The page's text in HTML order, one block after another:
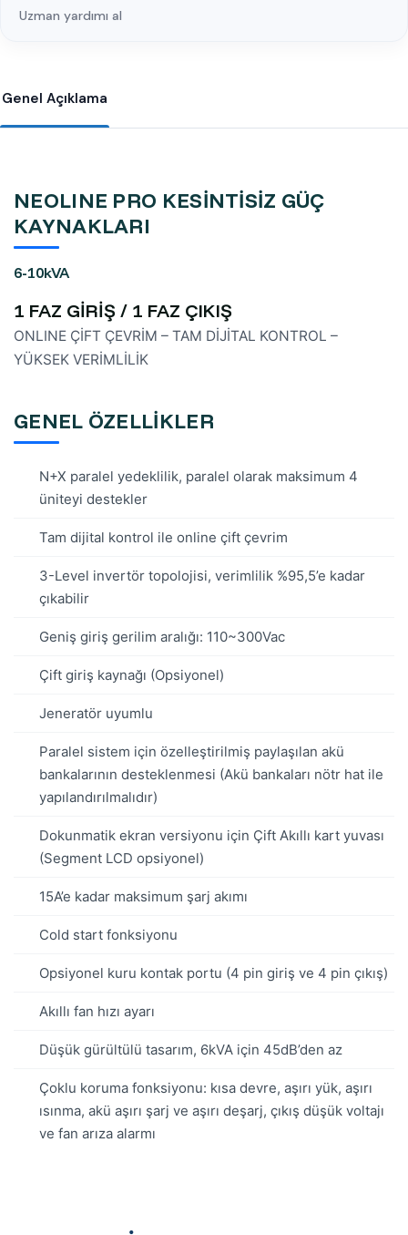
Uzman yardımı al
Genel Açıklama
NEOLINE PRO KESİNTİSİZ GÜÇ
KAYNAKLARI
6-10kVA
1 FAZ GİRİŞ / 1 FAZ ÇIKIŞ
ONLINE ÇİFT ÇEVRİM – TAM DİJİTAL KONTROL –
YÜKSEK VERİMLİLİK
GENEL ÖZELLİKLER
N+X paralel yedeklilik, paralel olarak maksimum 4
üniteyi destekler
Tam dijital kontrol ile online çift çevrim
3-Level invertör topolojisi, verimlilik %95,5’e kadar
çıkabilir
Geniş giriş gerilim aralığı: 110~300Vac
Çift giriş kaynağı (Opsiyonel)
Jeneratör uyumlu
Paralel sistem için özelleştirilmiş paylaşılan akü
bankalarının desteklenmesi (Akü bankaları nötr hat ile
yapılandırılmalıdır)
Dokunmatik ekran versiyonu için Çift Akıllı kart yuvası
(Segment LCD opsiyonel)
15A’e kadar maksimum şarj akımı
Cold start fonksiyonu
Opsiyonel kuru kontak portu (4 pin giriş ve 4 pin çıkış)
Akıllı fan hızı ayarı
Düşük gürültülü tasarım, 6kVA için 45dB’den az
Çoklu koruma fonksiyonu: kısa devre, aşırı yük, aşırı
ısınma, akü aşırı şarj ve aşırı deşarj, çıkış düşük voltajı
ve fan arıza alarmı